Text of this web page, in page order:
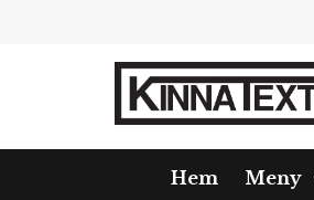
Hem Meny
Meny Mönster